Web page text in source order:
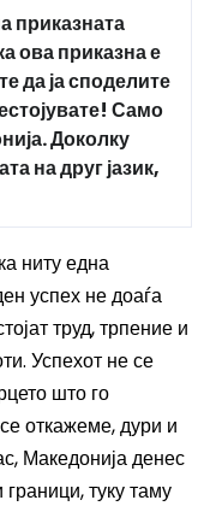
приказната
ова приказна е
да ја споделите
Само
Доколку
на друг јазик,
ниту една
успех не доаѓа
труд, трпение и
Успехот не се
што го
откажеме, дури и
Македонија денес
туку таму